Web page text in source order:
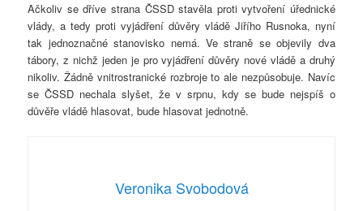
Ačkoliv se dříve strana ČSSD stavěla proti vytvoření úřednické
vlády, a tedy proti vyjádření důvěry vládě Jiřího Rusnoka, nyní
tak jednoznačné stanovisko nemá. Ve straně se objevily dva
tábory, z nichž jeden je pro vyjádření důvěry nové vládě a druhý
nikoliv. Žádně vnitrostranické rozbroje to ale nezpůsobuje. Navíc
se ČSSD nechala slyšet, že v srpnu, kdy se bude nejspíš o
důvěře vládě hlasovat, bude hlasovat jednotně.
Veronika Svobodová